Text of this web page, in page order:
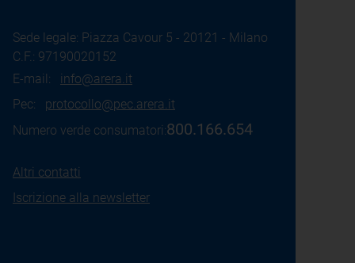
Sede legale: Piazza Cavour 5 - 20121 - Milano
C.F.: 97190020152
E-mail: info@arera.it
Pec: protocollo@pec.arera.it
Numero verde consumatori:800.166.654
Altri contatti
Iscrizione alla newsletter